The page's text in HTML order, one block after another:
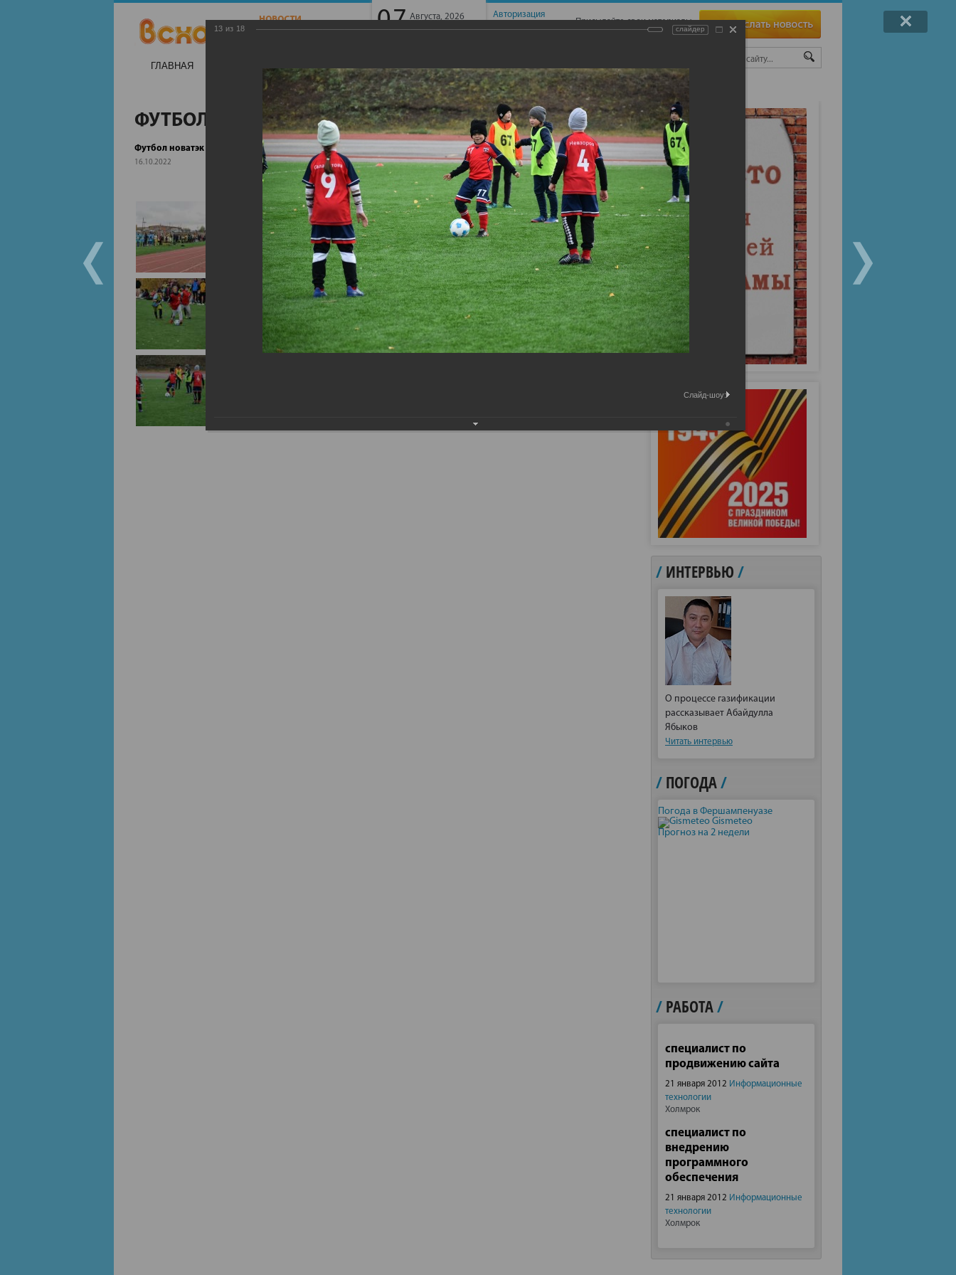
07Августа, 2026
Пятница
Авторизация
Регистрация
Присылайте свои материалы
ГЛАВНАЯ НОВОСТИ НАГАЙБАК -ТВ ИНТЕРВЬЮ ФОТОГАЛЕРЕЯ КОНТАКТЫ
ФУТБОЛ НОВАТЭК
Футбол новатэк
16.10.2022
/ ИНТЕРВЬЮ /
О процессе газификации
рассказывает Абайдулла
Ябыков
Читать интервью
/ ПОГОДА/
Погода в Фершампенуазе
Gismeteo
Прогноз на 2 недели
/ РАБОТА/
специалист по
продвижению сайта
21 января 2012 Информационные
технологии
Холмрок
специалист по
внедрению
программного
обеспечения
21 января 2012 Информационные
технологии
Холмрок
13 из 18 слайдер
Слайд-шоу: